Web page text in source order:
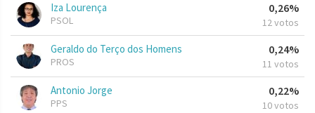
Iza Lourença
PSOL
0,26%
12 votos
Geraldo do Terço dos Homens
PROS
0,24%
11 votos
Antonio Jorge
PPS
0,22%
10 votos